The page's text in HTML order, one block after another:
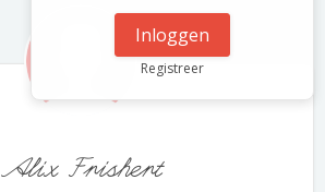
Inloggen
Registreer
Alix Frishert